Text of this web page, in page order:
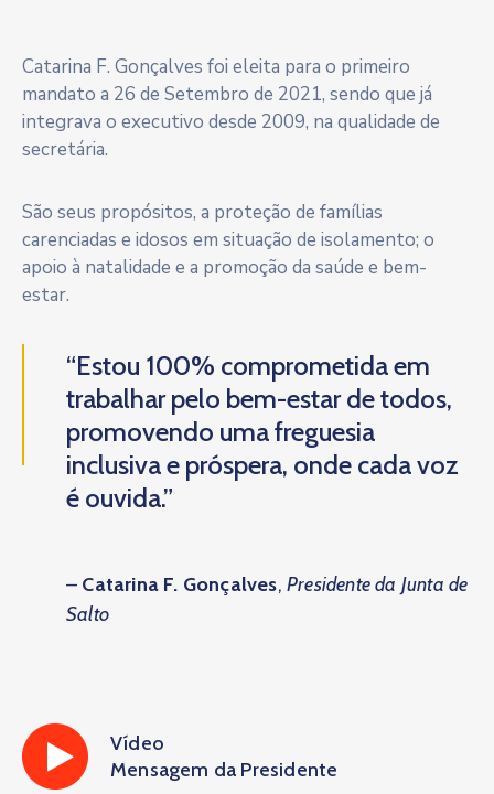
Catarina F. Gonçalves foi eleita para o primeiro
mandato a 26 de Setembro de 2021, sendo que já
integrava o executivo desde 2009, na qualidade de
secretária.
São seus propósitos, a proteção de famílias
carenciadas e idosos em situação de isolamento; o
apoio à natalidade e a promoção da saúde e bem-
estar.
“Estou 100% comprometida em
trabalhar pelo bem-estar de todos,
promovendo uma freguesia
inclusiva e próspera, onde cada voz
é ouvida.”
– Catarina F. Gonçalves, Presidente da Junta de
Salto
Vídeo
Mensagem da Presidente